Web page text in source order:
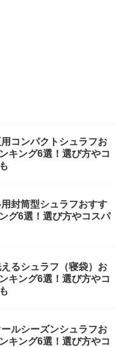
用コンパクトシュラフお
キング6選！選び方やコ
用封筒型シュラフおすす
グ6選！選び方やコスパ
えるシュラフ（寝袋）お
キング6選！選び方やコ
ールシーズンシュラフお
キング6選！選び方やコ